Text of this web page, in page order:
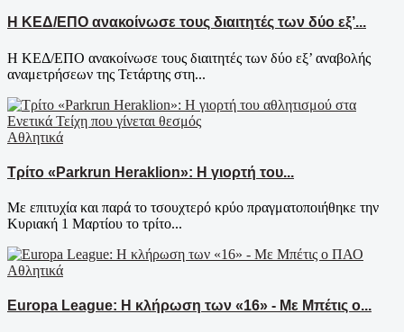
Η ΚΕΔ/ΕΠΟ ανακοίνωσε τους διαιτητές των δύο εξ’...
Η ΚΕΔ/ΕΠΟ ανακοίνωσε τους διαιτητές των δύο εξ’ αναβολής
αναμετρήσεων της Τετάρτης στη...
Αθλητικά
Τρίτο «Parkrun Heraklion»: Η γιορτή του...
Με επιτυχία και παρά το τσουχτερό κρύο πραγματοποιήθηκε την
Κυριακή 1 Μαρτίου το τρίτο...
Αθλητικά
Europa League: Η κλήρωση των «16» - Με Μπέτις ο...